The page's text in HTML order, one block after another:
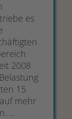
es
2008
15
mehr
...